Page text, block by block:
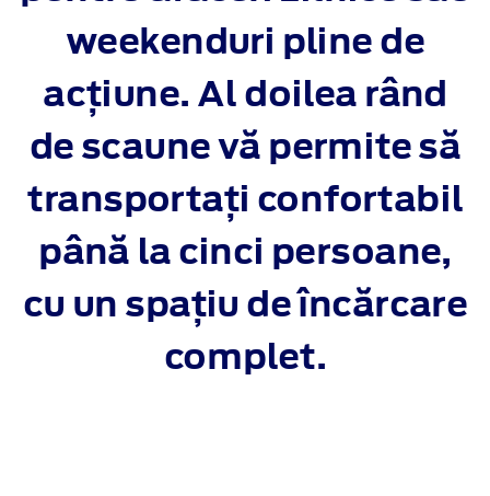
weekenduri pline de
acțiune. Al doilea rând
de scaune vă permite să
transportați confortabil
până la cinci persoane,
cu un spațiu de încărcare
complet.